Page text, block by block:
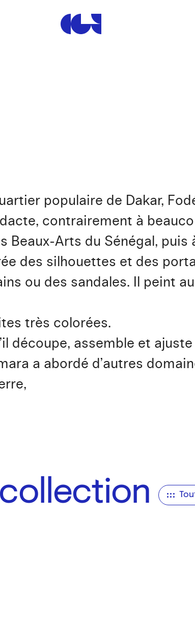
Centre de la Gravure et
populaire de Dakar,
contrairement à
Beaux-Arts du Sénégal, puis
des silhouettes et des
ou des sandales. Il peint
très colorées.
découpe, assemble et
a abordé d’autres